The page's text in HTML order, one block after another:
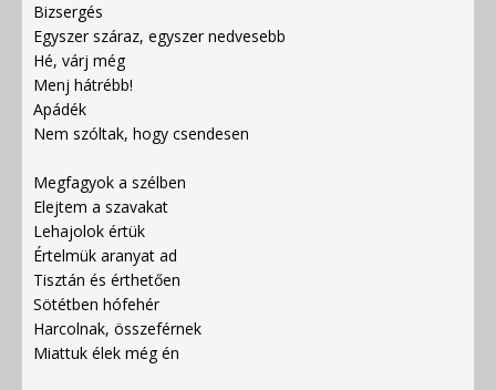
Bizsergés
Egyszer száraz, egyszer nedvesebb
Hé, várj még
Menj hátrébb!
Apádék
Nem szóltak, hogy csendesen
Megfagyok a szélben
Elejtem a szavakat
Lehajolok értük
Értelmük aranyat ad
Tisztán és érthetően
Sötétben hófehér
Harcolnak, összeférnek
Miattuk élek még én